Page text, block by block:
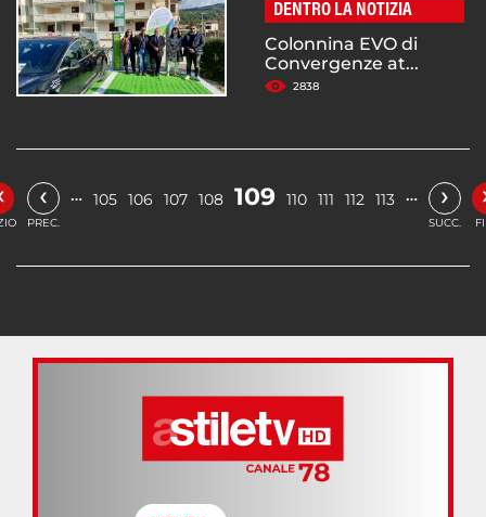
DENTRO LA NOTIZIA
Colonnina EVO di
Convergenze at...
2838
‹
PREC.
… 105 106 107 108 109 110 111 112 113 … ›
SUCC.